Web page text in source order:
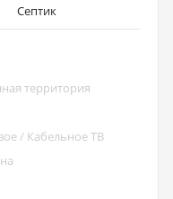
Септик
территория
/ Кабельное ТВ